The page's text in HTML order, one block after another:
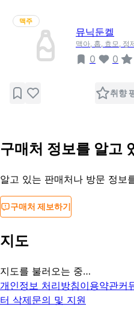
맥주
뮤닉둔켈
맥아, 홉, 효모, 정
0 0
취향
구매처 정보를 알고
알고 있는 판매처나 방문 정보
구매처 제보하기
지도
지도를 불러오는 중…
개인정보 처리방침이용약관커
터 삭제문의 및 지원